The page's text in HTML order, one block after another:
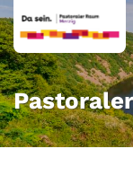
Zum Inhalt